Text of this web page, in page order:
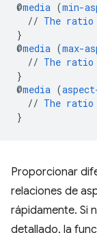
@media (min-
// The ratio
}
@media (max-
// The ratio
}
@media (
// The ratio
}
Proporcionar
relaciones de
rápidamente. Si
detallado, la